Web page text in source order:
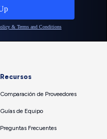
Recursos
Comparación de Proveedores
Guías de Equipo
Preguntas Frecuentes